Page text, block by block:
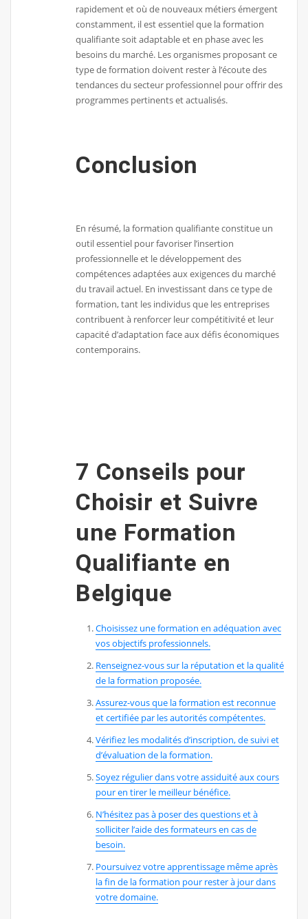
rapidement et où de nouveaux métiers émergent
constamment, il est essentiel que la formation
qualifiante soit adaptable et en phase avec les
besoins du marché. Les organismes proposant ce
type de formation doivent rester à l’écoute des
tendances du secteur professionnel pour offrir des
programmes pertinents et actualisés.
Conclusion
En résumé, la formation qualifiante constitue un
outil essentiel pour favoriser l’insertion
professionnelle et le développement des
compétences adaptées aux exigences du marché
du travail actuel. En investissant dans ce type de
formation, tant les individus que les entreprises
contribuent à renforcer leur compétitivité et leur
capacité d’adaptation face aux défis économiques
contemporains.
7 Conseils pour
Choisir et Suivre
une Formation
Qualifiante en
Belgique
Choisissez une formation en adéquation avec
vos objectifs professionnels.
Renseignez-vous sur la réputation et la qualité
de la formation proposée.
Assurez-vous que la formation est reconnue
et certifiée par les autorités compétentes.
Vérifiez les modalités d’inscription, de suivi et
d’évaluation de la formation.
Soyez régulier dans votre assiduité aux cours
pour en tirer le meilleur bénéfice.
N’hésitez pas à poser des questions et à
solliciter l’aide des formateurs en cas de
besoin.
Poursuivez votre apprentissage même après
la fin de la formation pour rester à jour dans
votre domaine.